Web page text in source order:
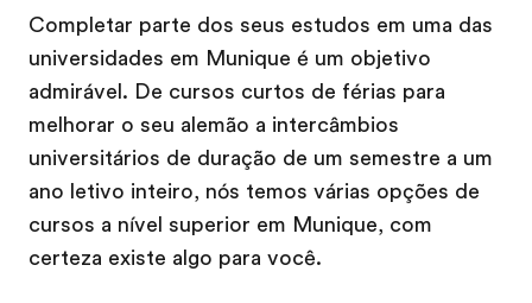
Carreiras
Junte-se a nós
Completar parte dos seus estudos em uma das
universidades em Munique é um objetivo
admirável. De cursos curtos de férias para
melhorar o seu alemão a intercâmbios
universitários de duração de um semestre a um
ano letivo inteiro, nós temos várias opções de
cursos a nível superior em Munique, com
certeza existe algo para você.